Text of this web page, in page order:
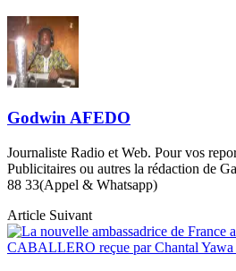
Godwin AFEDO
Journaliste Radio et Web. Pour vos
Publicitaires ou autres la rédaction de
88 33(Appel & Whatsapp)
Article Suivant